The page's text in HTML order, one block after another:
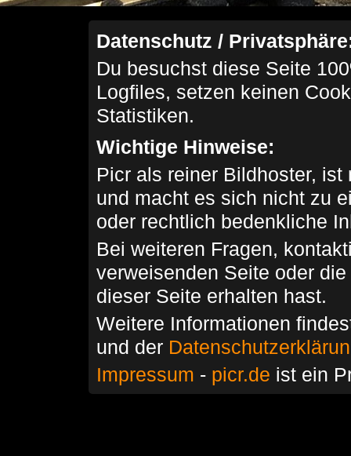
Datenschutz /
Du besuchst diese Seite
Logfiles, setzen keinen
Statistiken.
Wichtige Hinweise:
Picr als reiner Bildhoster,
und macht es sich nicht zu
oder rechtlich bedenkliche
Bei weiteren Fragen,
verweisenden Seite oder
dieser Seite erhalten hast.
Weitere Informationen
und der
Impressum - picr.de ist ein